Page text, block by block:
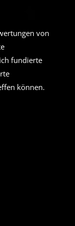
von
fundierte
können.